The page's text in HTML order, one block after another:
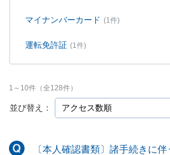
マイナンバーカード (1件)
運転免許証 (1件)
並び替え：
1 ～ 10件（全128件）
〔本人確認書類〕諸手続きに